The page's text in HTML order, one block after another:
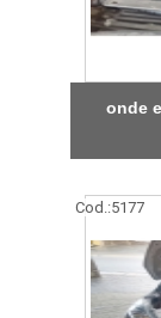
onde
Cod.:5177